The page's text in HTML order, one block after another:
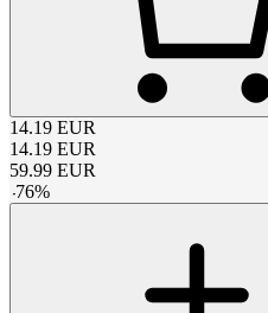
14.19 EUR
14.19 EUR
59.99 EUR
-76%